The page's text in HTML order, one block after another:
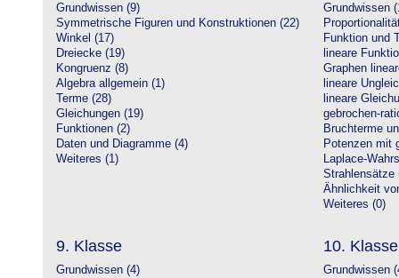
Grundwissen (9)
Symmetrische Figuren und Konstruktionen (22)
Winkel (17)
Dreiecke (19)
Kongruenz (8)
Algebra allgemein (1)
Terme (28)
Gleichungen (19)
Funktionen (2)
Daten und Diagramme (4)
Weiteres (1)
Grundwissen
Funktion und
lineare
Graphen
lineare
lineare
gebrochen-
Bruchterme
Potenzen mit
Laplace-
Strahlensätze
Ähnlichkeit
Weiteres (0)
9. Klasse
Grundwissen (4)
10. Klasse
Grundwissen